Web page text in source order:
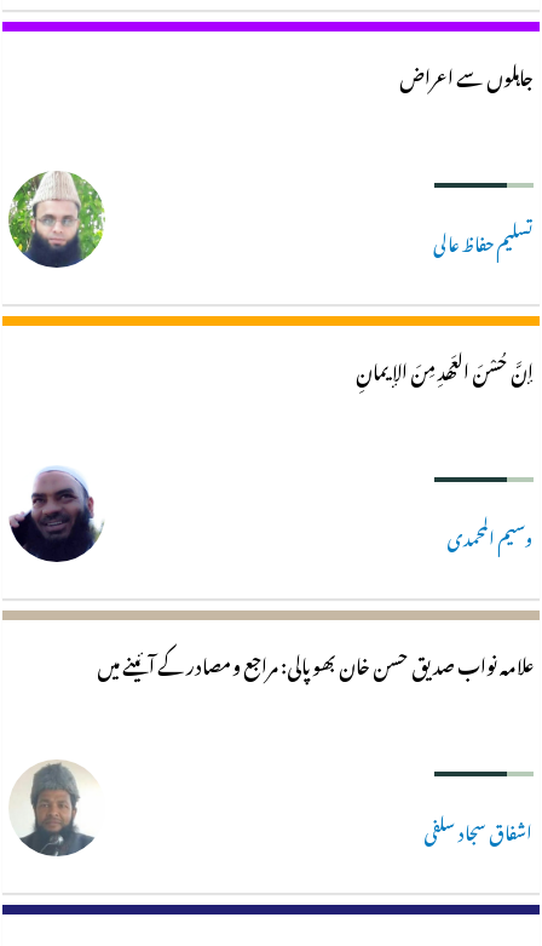
جاہلوں سے اعراض
تسلیم حفاظ عالی
إنَّ حُسْنَ العَھدِ مِنَ الإیمانِ
وسیم المحمدی
علامہ نواب صدیق حسن خان بھوپالی: مراجع ومصادر کے آئینے میں
اشفاق سجاد سلفی